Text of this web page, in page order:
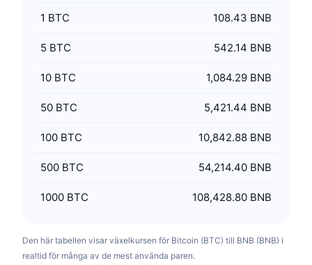
1 BTC 108.43 BNB
5 BTC 542.14 BNB
10 BTC 1,084.29 BNB
50 BTC 5,421.44 BNB
100 BTC 10,842.88 BNB
500 BTC 54,214.40 BNB
1000 BTC 108,428.80 BNB
Den här tabellen visar växelkursen för Bitcoin (BTC) till BNB (BNB) i
realtid för många av de mest använda paren.